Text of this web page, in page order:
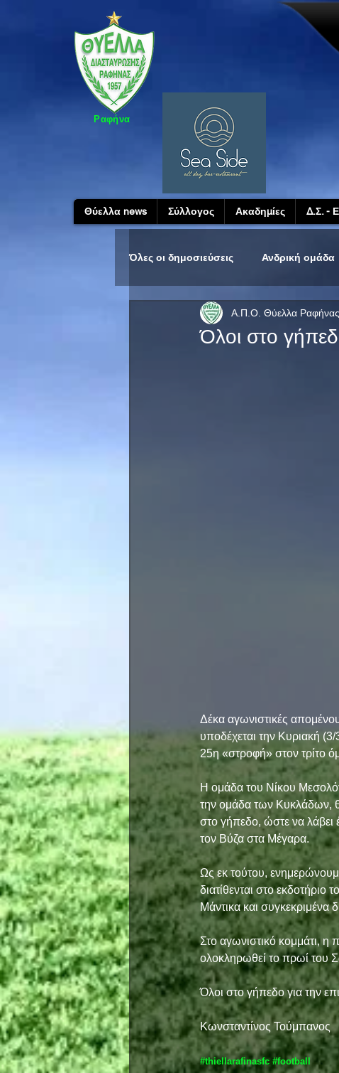
Ραφήνα
Θύελλα news Σύλλογος Ακαδημίες Δ.Σ. -
Όλες οι δημοσιεύσεις Ανδρική ομάδα
Όλοι στο
Α.Π.Ο. Θύελλα Ραφήνας
Δέκα αγωνιστικές
υποδέχεται την Κυριακή
25η «στροφή» στον τρίτο
Η ομάδα του Νίκου
την ομάδα των Κυκλάδων,
στο γήπεδο, ώστε να λάβει
τον Βύζα στα Μέγαρα.
Ως εκ τούτου,
διατίθενται στο
Μάντικα και
Στο αγωνιστικό κομμάτι, η
ολοκληρωθεί το πρωί του
Όλοι στο γήπεδο για την
Κωνσταντίνος Τούμπανος
#thiellarafinasfc #football